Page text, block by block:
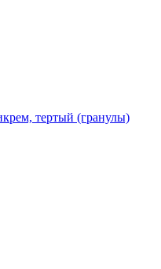
тертый (гранулы)